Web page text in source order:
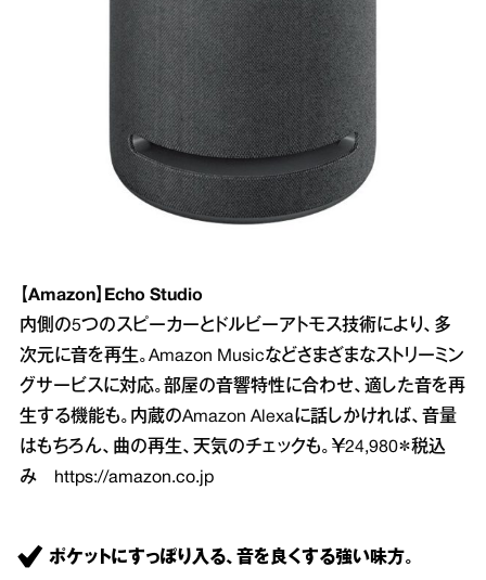
【Amazon】Echo Studio
内側の5つのスピーカーとドルビーアトモス技術により、多
次元に音を再生。Amazon Musicなどさまざまなストリーミン
グサービスに対応。部屋の音響特性に合わせ、適した音を再
生する機能も。内蔵のAmazon Alexaに話しかければ、音量
はもちろん、曲の再生、天気のチェックも。￥24,980＊税込
み
https://amazon.co.jp
ポケットにすっぽり入る、音を良くする強い味方。